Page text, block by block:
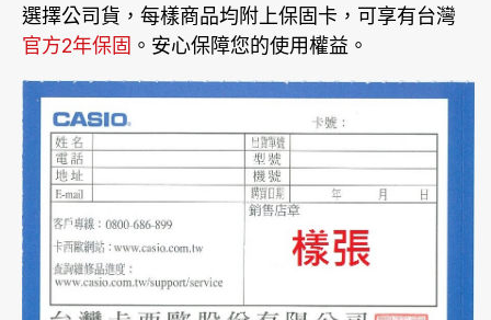
選擇公司貨，每樣商品均附上保固卡，可享有台灣
官方2年保固 。安心保障您的使用權益。